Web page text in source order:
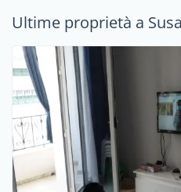
Ultime proprietà a Susa